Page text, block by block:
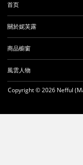
首页
關於妮芙露
商品櫥窗
風雲人物
Copyright © 2026 Nefful